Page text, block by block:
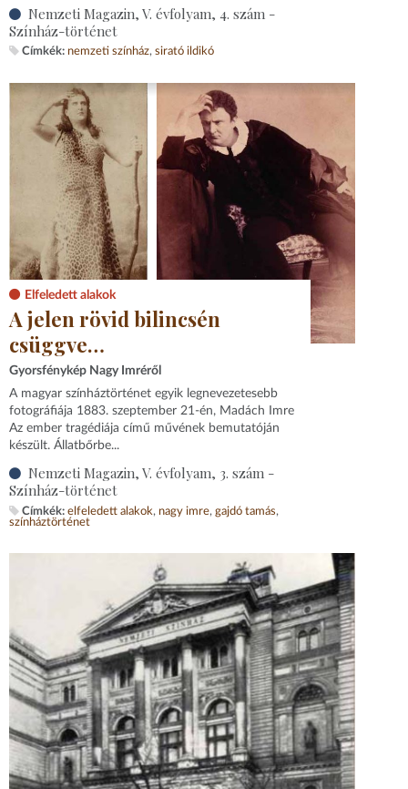
Nemzeti Magazin, V. évfolyam, 4. szám -
Színház-történet
Címkék: nemzeti színház sirató ildikó
Elfeledett alakok
A jelen rövid bilincsén
csüggve…
Gyorsfénykép Nagy Imréről
A magyar színháztörténet egyik legnevezetesebb
fotográfiája 1883. szeptember 21-én, Madách Imre
Az ember tragédiája című művének bemutatóján
készült. Állatbőrbe...
Nemzeti Magazin, V. évfolyam, 3. szám -
Színház-történet
Címkék: elfeledett alakok nagy imre gajdó tamás
színháztörténet